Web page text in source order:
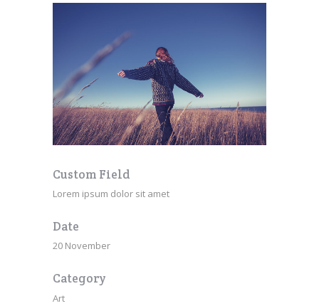
Custom Field
Lorem ipsum dolor sit amet
Date
20 November
Category
Art